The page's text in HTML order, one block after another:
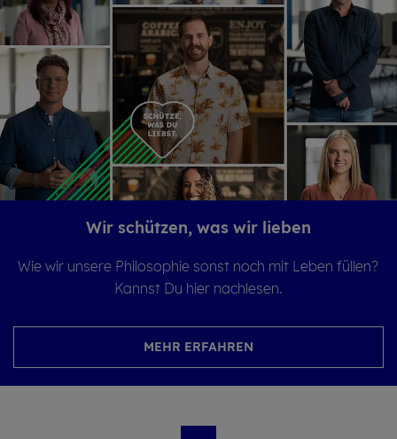
Wir schüt­zen, was wir lie­ben
Wie wir unsere Philosophie sonst noch mit Leben füllen?
Kannst Du hier nachlesen.
MEHR ERFAHREN